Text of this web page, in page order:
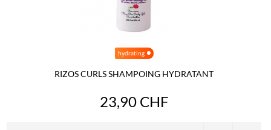
hydrating
RIZOS CURLS SHAMPOING HYDRATANT
23,90 CHF